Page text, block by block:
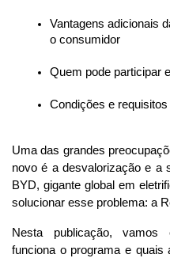
Vantagens adicionais
o consumidor
Quem pode participar
Condições e
Uma das grandes
novo é a desvalorização e a
BYD, gigante global em
solucionar esse problema: a
Nesta publicação, vamos
funciona o programa e quais